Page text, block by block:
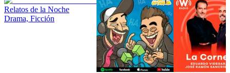
Relatos de la Noche
Drama, Ficción